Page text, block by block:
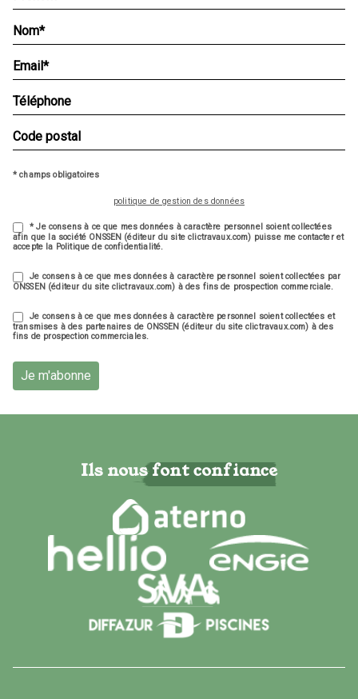
* champs obligatoires
politique de gestion des données
* Je consens à ce que mes données à caractère personnel soient collectées
afin que la société ONSSEN (éditeur du site clictravaux.com) puisse me contacter et
accepte la Politique de confidentialité.
Je consens à ce que mes données à caractère personnel soient collectées par
ONSSEN (éditeur du site clictravaux.com) à des fins de prospection commerciale.
Je consens à ce que mes données à caractère personnel soient collectées et
transmises à des partenaires de ONSSEN (éditeur du site clictravaux.com) à des
fins de prospection commerciales.
Je m'abonne
Ils nous font confiance